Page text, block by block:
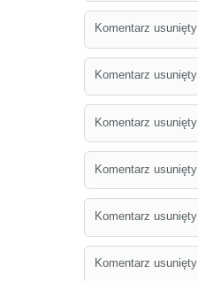
Komentarz usunięty
Komentarz usunięty
Komentarz usunięty
Komentarz usunięty
Komentarz usunięty
Komentarz usunięty